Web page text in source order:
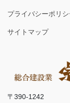
プライバシーポリシ
サイトマップ
〒390-1242